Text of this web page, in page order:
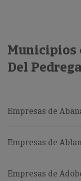
Municipios
Del
Empresas de
Empresas de
Empresas de